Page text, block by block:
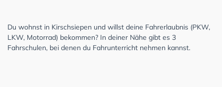
Du wohnst in Kirschsiepen und willst deine Fahrerlaubnis (PKW,
LKW, Motorrad) bekommen? In deiner Nähe gibt es 3
Fahrschulen, bei denen du Fahrunterricht nehmen kannst.